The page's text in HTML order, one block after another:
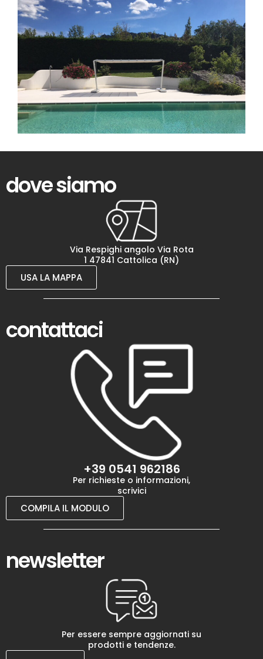
dove siamo
Via Respighi angolo Via Rota
1 47841 Cattolica (RN)
USA LA MAPPA
contattaci
+39 0541 962186
Per richieste o informazioni,
scrivici
COMPILA IL MODULO
newsletter
Per essere sempre aggiornati su
prodotti e tendenze.